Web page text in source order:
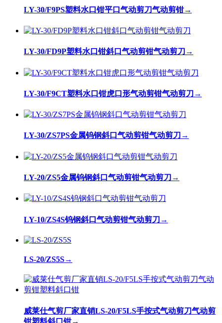
LY-30/F9PS塑料水口钳平口气动剪刀气动剪钳→
LY-30/FD9P塑料水口钳斜口气动剪钳气动剪刀 →
LY-30/F9CT塑料水口钳虎口形气动剪钳气动剪刀 →
LY-30/ZS7PS金属钨钢斜口气动剪钳气动剪刀 →
LY-20/ZS5金属钨钢斜口气动剪钳气动剪刀 →
LY-10/ZS4S钨钢斜口气动剪钳气动剪刀 →
LS-20/ZS5S→
威莱仕气剪厂家直销LS-20/F5LS手按式气动剪刀气动剪
钳塑料斜口钳→